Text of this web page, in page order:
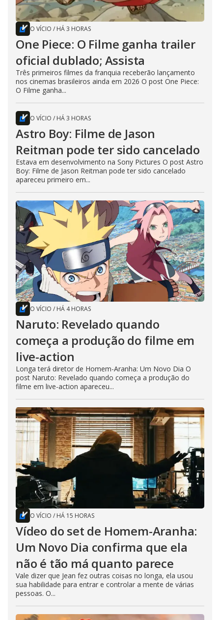
O VÍCIO / HÁ 3 HORAS
One Piece: O Filme ganha trailer
oficial dublado; Assista
Três primeiros filmes da franquia receberão lançamento
nos cinemas brasileiros ainda em 2026 O post One Piece:
O Filme ganha...
O VÍCIO / HÁ 3 HORAS
Astro Boy: Filme de Jason
Reitman pode ter sido cancelado
Estava em desenvolvimento na Sony Pictures O post Astro
Boy: Filme de Jason Reitman pode ter sido cancelado
apareceu primeiro em...
O VÍCIO / HÁ 4 HORAS
Naruto: Revelado quando
começa a produção do filme em
live-action
Longa terá diretor de Homem-Aranha: Um Novo Dia O
post Naruto: Revelado quando começa a produção do
filme em live-action apareceu...
O VÍCIO / HÁ 15 HORAS
Vídeo do set de Homem-Aranha:
Um Novo Dia confirma que ela
não é tão má quanto parece
Vale dizer que Jean fez outras coisas no longa, ela usou
sua habilidade para entrar e controlar a mente de várias
pessoas. O...